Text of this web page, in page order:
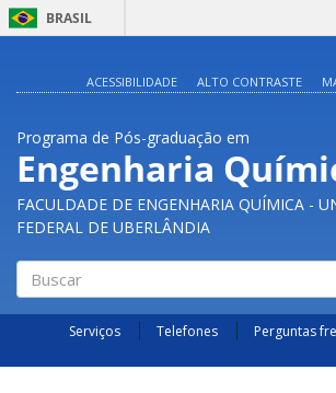
BRASIL
Acesso
ACESSIBILIDADE
ALTO CONTRASTE
Programa de Pós-graduação em
Engenharia
FACULDADE DE ENGENHARIA QUÍMICA -
FEDERAL DE UBERLÂNDIA
Buscar
Serviços Telefones Perguntas